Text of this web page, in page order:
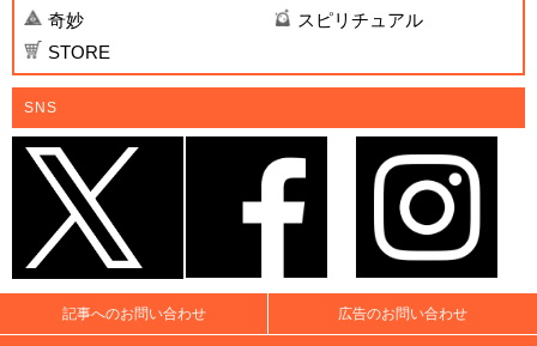
奇妙
スピリチュアル
STORE
SNS
記事へのお問い合わせ 広告のお問い合わせ